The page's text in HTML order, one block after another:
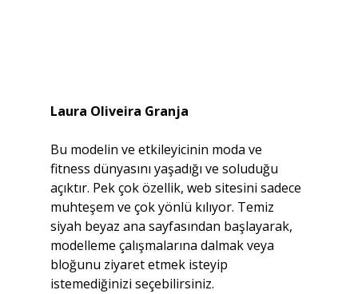
Laura Oliveira Granja
Bu modelin ve etkileyicinin moda ve
fitness dünyasını yaşadığı ve soluduğu
açıktır. Pek çok özellik, web sitesini sadece
muhteşem ve çok yönlü kılıyor. Temiz
siyah beyaz ana sayfasından başlayarak,
modelleme çalışmalarına dalmak veya
bloğunu ziyaret etmek isteyip
istemediğinizi seçebilirsiniz.